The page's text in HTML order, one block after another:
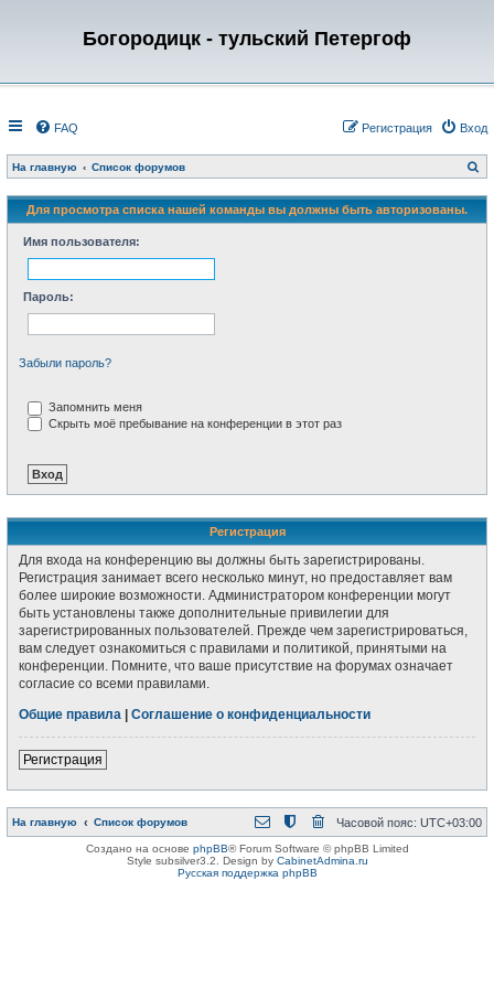
Богородицк - тульский Петергоф
FAQ Вход
Регистрация
На главную Список форумов
о
с
Для просмотра списка нашей команды вы должны быть авторизованы.
Имя пользователя:
Пароль:
Забыли пароль?
Запомнить меня
Скрыть моё пребывание на конференции в этот раз
Регистрация
Для входа на конференцию вы должны быть зарегистрированы.
Регистрация занимает всего несколько минут, но предоставляет вам
более широкие возможности. Администратором конференции могут
быть установлены также дополнительные привилегии для
зарегистрированных пользователей. Прежде чем зарегистрироваться,
вам следует ознакомиться с правилами и политикой, принятыми на
конференции. Помните, что ваше присутствие на форумах означает
согласие со всеми правилами.
Общие правила
Соглашение о конфиденциальности
Регистрация
На главную Список форумов Часовой пояс: UTC+03:00
Создано на основе phpBB® Forum Software © phpBB Limited
Style subsilver3.2. Design by CabinetAdmina.ru
Русская поддержка phpBB